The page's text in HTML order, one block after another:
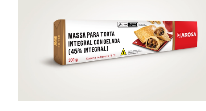
INVERNO